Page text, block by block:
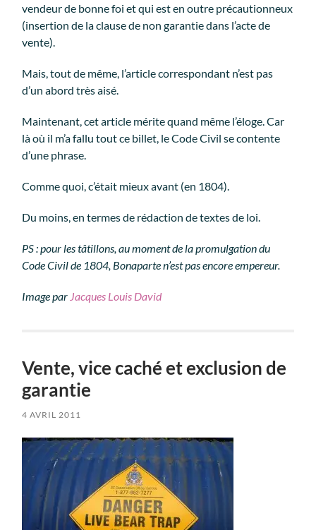
vendeur de bonne foi et qui est en outre précautionneux
(insertion de la clause de non garantie dans l’acte de
vente).
Mais, tout de même, l’article correspondant n’est pas
d’un abord très aisé.
Maintenant, cet article mérite quand même l’éloge. Car
là où il m’a fallu tout ce billet, le Code Civil se contente
d’une phrase.
Comme quoi, c’était mieux avant (en 1804).
Du moins, en termes de rédaction de textes de loi.
PS : pour les tâtillons, au moment de la promulgation du
Code Civil de 1804, Bonaparte n’est pas encore empereur.
Image par Jacques Louis David
Vente, vice caché et exclusion de
garantie
4 AVRIL 2011